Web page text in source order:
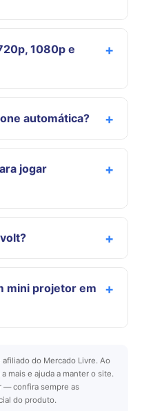
1080p e
automática?
jogar
mini projetor em
do Mercado Livre. Ao
mais e ajuda a manter o site.
— confira sempre as
do produto.